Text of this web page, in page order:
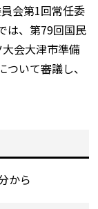
会第1回常任委
は、第79回国民
会大津市準備
いて審議し、
から